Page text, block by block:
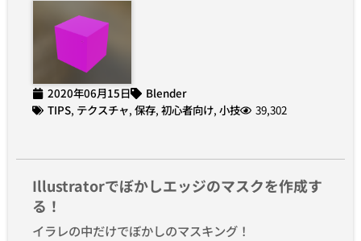
2020年06月15日
Blender
TIPS, テクスチャ, 保存, 初心者向け, 小技 39,302
Illustratorでぼかしエッジのマスクを作成す
る！
イラレの中だけでぼかしのマスキング！